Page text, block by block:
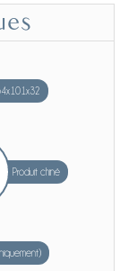
Produit chiné